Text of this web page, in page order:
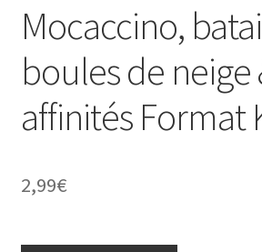
Mocaccino,
boules de neige
affinités Format
2,99€